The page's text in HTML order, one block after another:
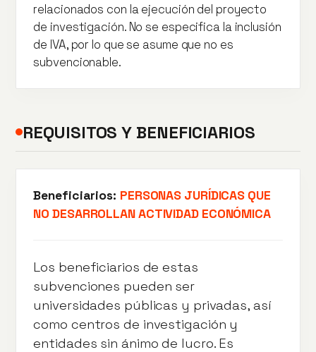
relacionados con la ejecución del proyecto
de investigación. No se especifica la inclusión
de IVA, por lo que se asume que no es
subvencionable.
REQUISITOS Y BENEFICIARIOS
Beneficiarios: PERSONAS JURÍDICAS QUE
NO DESARROLLAN ACTIVIDAD ECONÓMICA
Los beneficiarios de estas
subvenciones pueden ser
universidades públicas y privadas, así
como centros de investigación y
entidades sin ánimo de lucro. Es